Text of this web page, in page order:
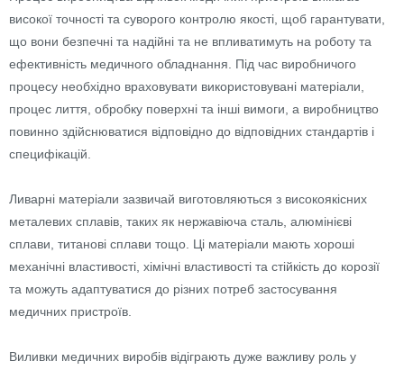
високої точності та суворого контролю якості, щоб гарантувати,
що вони безпечні та надійні та не впливатимуть на роботу та
ефективність медичного обладнання. Під час виробничого
процесу необхідно враховувати використовувані матеріали,
процес лиття, обробку поверхні та інші вимоги, а виробництво
повинно здійснюватися відповідно до відповідних стандартів і
специфікацій.
Ливарні матеріали зазвичай виготовляються з високоякісних
металевих сплавів, таких як нержавіюча сталь, алюмінієві
сплави, титанові сплави тощо. Ці матеріали мають хороші
механічні властивості, хімічні властивості та стійкість до корозії
та можуть адаптуватися до різних потреб застосування
медичних пристроїв.
Виливки медичних виробів відіграють дуже важливу роль у